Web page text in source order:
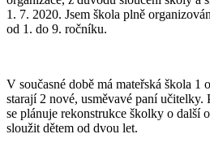
1. 7. 2020. Jsem škola plně
od 1. do 9. ročníku.
V současné době má mateřská škola 1
starají 2 nové, usměvavé paní
se plánuje rekonstrukce školky o další
sloužit dětem od dvou let.